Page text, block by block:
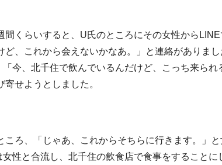
間くらいすると、U氏のところにその女性から
ど、これから会えないかなあ。」と連絡がありま
「今、北千住で飲んでいるんだけど、こっち来ら
寄せようとしました。
ころ、「じゃあ、これからそちらに行きます。」
女性と合流し、北千住の飲食店で食事をすること